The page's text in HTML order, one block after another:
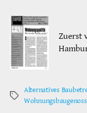
Zuerst
Schlagwörter
Alternatives